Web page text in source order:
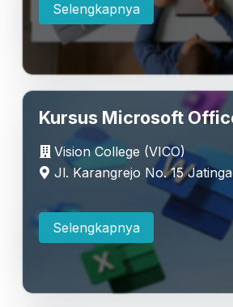
Selengkapnya
Kursus Microsoft
Vision College (VICO)
Jl. Karangrejo No. 15
Selengkapnya